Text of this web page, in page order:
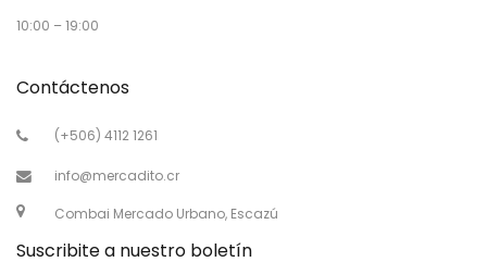
10:00 – 19:00
Contáctenos
(+506) 4112 1261
info@mercadito.cr
Combai Mercado Urbano, Escazú
Suscribite a nuestro boletín